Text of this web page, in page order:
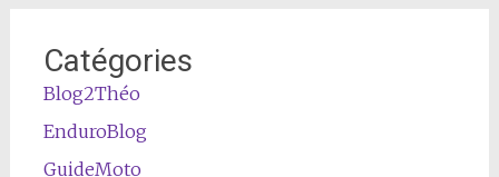
Catégories
Blog2Théo
EnduroBlog
GuideMoto